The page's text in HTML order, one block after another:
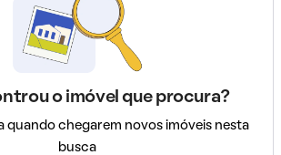
o imóvel que procura?
quando chegarem novos imóveis nesta
busca